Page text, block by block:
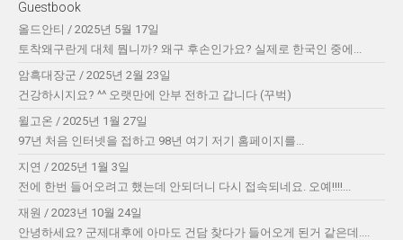
Guestbook
올드안티 / 2025년 5월 17일
토착왜구란게 대체 뭡니까? 왜구 후손인가요? 실제로 한국인 중에...
암흑대장군 / 2025년 2월 23일
건강하시지요? ^^ 오랫만에 안부 전하고 갑니다 (꾸벅)
윌고온 / 2025년 1월 27일
97년 처음 인터넷을 접하고 98년 여기 저기 홈페이지를...
지연 / 2025년 1월 3일
전에 한번 들어오려고 했는데 안되더니 다시 접속되네요. 오예!!!!...
재원 / 2023년 10월 24일
안녕하세요? 군제대후에 아마도 건담 찾다가 들어오게 된거 같은데....